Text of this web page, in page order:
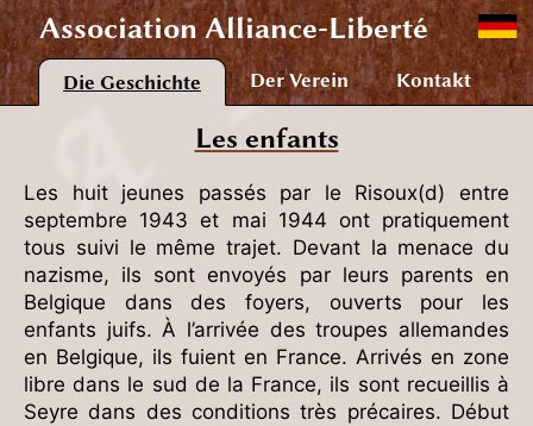
AssociationAlliance-Liberté
Die Geschichte Der Verein Kontakt
Les enfants
Les huit jeunes passés par le Risoux(d) entre
septembre 1943 et mai 1944 ont pratiquement
tous suivi le même trajet. Devant la menace du
nazisme, ils sont envoyés par leurs parents en
Belgique dans des foyers, ouverts pour les
enfants juifs. À l’arrivée des troupes allemandes
en Belgique, ils fuient en France. Arrivés en zone
libre dans le sud de la France, ils sont recueillis à
Seyre dans des conditions très précaires. Début